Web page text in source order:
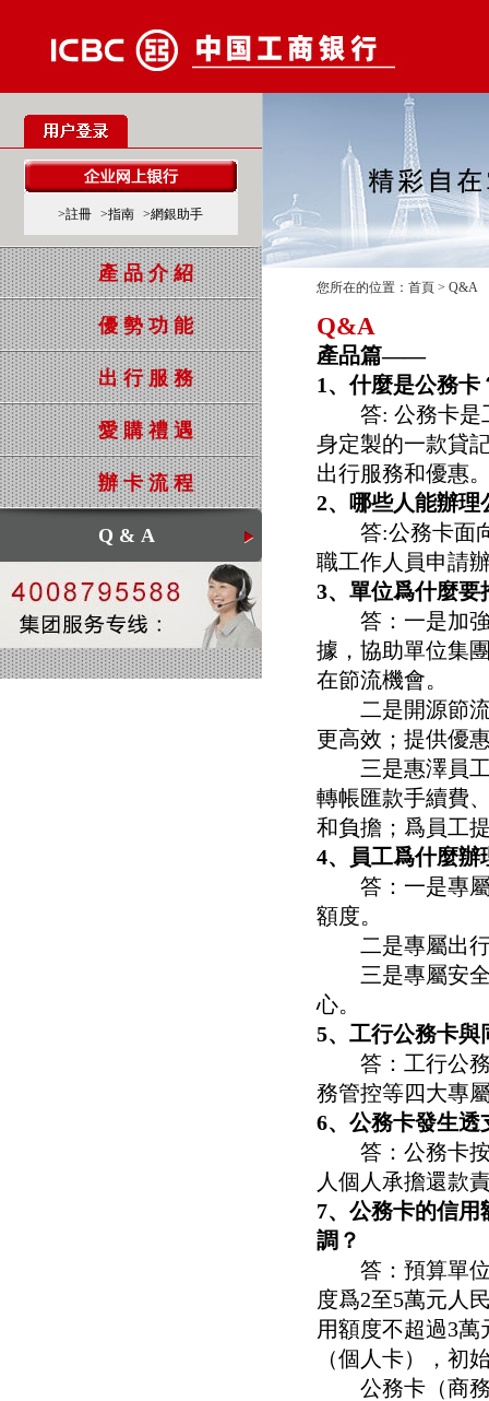
>註冊 >指南 >網銀助手
產品介紹
優勢功能
出行服務
愛購禮遇
辦卡流程
Q&A
您所在的位置： 首頁 > Q&A
Q&A
產品篇——
1、什麼是公務卡
答: 公務卡是工
身定製的一款貸
出行服務和優惠
2、哪些人能辦理
答:公務卡面向
職工作人員申請
3、單位爲什麼要
答：一是加強
據，協助單位集
在節流機會。
二是開源節流
更高效；提供優
三是惠澤員工
轉帳匯款手續費
和負擔；爲員工
4、員工爲什麼辦
答：一是專屬
額度。
二是專屬出行
三是專屬安全
心。
5、工行公務卡與
答：工行公務
務管控等四大專
6、 公務卡發生透
答：公務卡按
人個人承擔還款
7、公務卡的信
調？
答：預算單位
度爲2至5萬元人
用額度不超過3
（個人卡），初
公務卡（商務